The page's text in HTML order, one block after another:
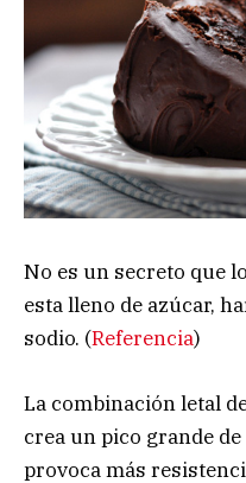
No es un secreto que
esta lleno de azúcar,
sodio. (Referencia)
La combinación letal
crea un pico grande
provoca más